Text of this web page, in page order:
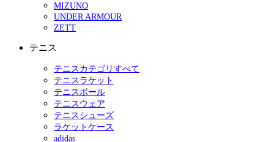
MIZUNO
UNDER ARMOUR
ZETT
テニス
テニスカテゴリすべて
テニスラケット
テニスボール
テニスウェア
テニスシューズ
ラケットケース
adidas